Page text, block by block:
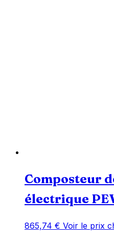
Composteur
électrique
865,74 € Voir le prix